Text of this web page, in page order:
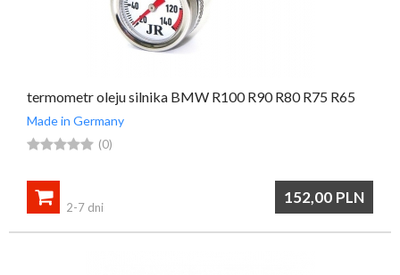
termometr oleju silnika BMW R100 R90 R80 R75 R65
Made in Germany
 (0)
152,00 PLN

2-7 dni